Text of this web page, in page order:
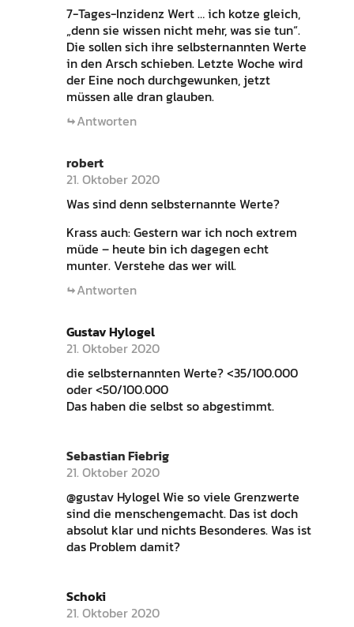
7-Tages-Inzidenz Wert … ich kotze gleich,
„denn sie wissen nicht mehr, was sie tun“.
Die sollen sich ihre selbsternannten Werte
in den Arsch schieben. Letzte Woche wird
der Eine noch durchgewunken, jetzt
müssen alle dran glauben.
Antworten
robert
21. Oktober 2020
Was sind denn selbsternannte Werte?
Krass auch: Gestern war ich noch extrem
müde – heute bin ich dagegen echt
munter. Verstehe das wer will.
Antworten
Gustav Hylogel
21. Oktober 2020
die selbsternannten Werte? <35/100.000
oder <50/100.000
Das haben die selbst so abgestimmt.
Sebastian Fiebrig
21. Oktober 2020
@gustav Hylogel Wie so viele Grenzwerte
sind die menschengemacht. Das ist doch
absolut klar und nichts Besonderes. Was ist
das Problem damit?
Schoki
21. Oktober 2020